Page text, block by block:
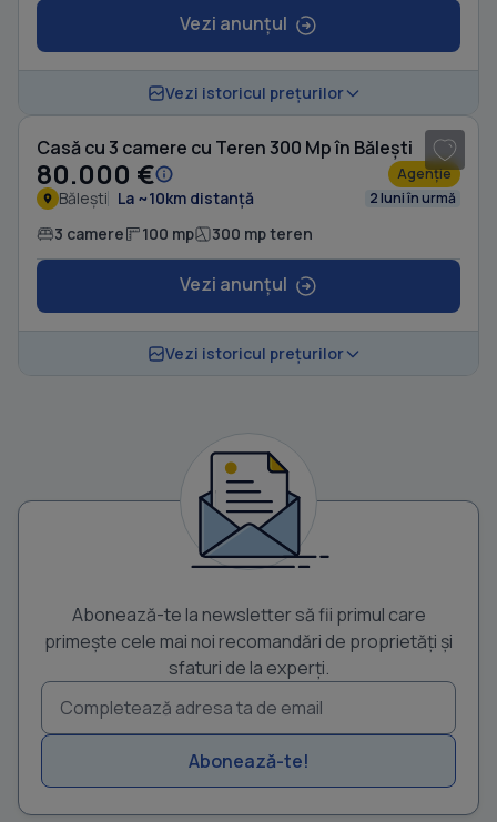
Vezi anunțul
Vezi istoricul prețurilor
Casă cu 3 camere cu Teren 300 Mp în Bălești
80.000 € Agenție
Bălești La ~10km distanță 2 luni în urmă
3 camere 100 mp 300 mp teren
Vezi anunțul
Vezi istoricul prețurilor
Abonează-te la newsletter să fii primul care
primește cele mai noi recomandări de proprietăți și
sfaturi de la experți.
Abonează-te!